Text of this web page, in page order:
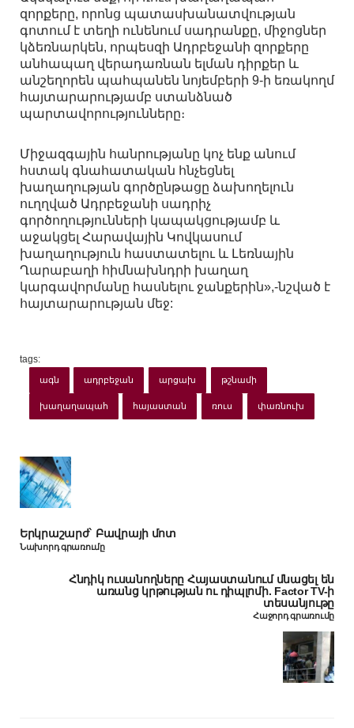
զորքերը, որոնց պատասխանատվության
գոտում է տեղի ունենում սադրանքը, միջոցներ
կձեռնարկեն, որպեսզի Ադրբեջանի զորքերը
անհապաղ վերադառնան ելման դիրքեր և
անշեղորեն պահպանեն նոյեմբերի 9-ի եռակողմ
հայտարարությամբ ստանձնած
պարտավորությունները։
Միջազգային հանրությանը կոչ ենք անում
հստակ գնահատական հնչեցնել
խաղաղության գործընթացը ձախողելուն
ուղղված Ադրբեջանի սադրիչ
գործողությունների կապակցությամբ և
աջակցել Հարավային Կովկասում
խաղաղություն հաստատելու և Լեռնային
Ղարաբաղի հիմնախնդրի խաղաղ
կարգավորմանը հասնելու ջանքերին»,-նշված է
հայտարարության մեջ:
tags:
ագն ադրբեջան արցախ թշնամի
խաղաղապահ հայաստան ռուս փառնուխ
Երկրաշարժ` Բավրայի մոտ
Նախորդ գրառումը
Հնդիկ ուսանողները Հայաստանում մնացել են
առանց կրթության ու դիպլոմի. Factor TV-ի
տեսանյութը
Հաջորդ գրառումը